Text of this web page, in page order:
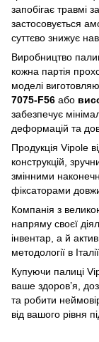
запобігає травмі
застосовується
суттєво знижує
Виробництво
кожна партія
моделі
7075-F56 або
забезпечує
деформацій та
Продукція Vipole
конструкцій,
змінними
фіксаторами
Компанія з
напряму своєї
інвентар, а й
методології в
Купуючи палиці
ваше здоров’я,
та робити
від вашого рівня